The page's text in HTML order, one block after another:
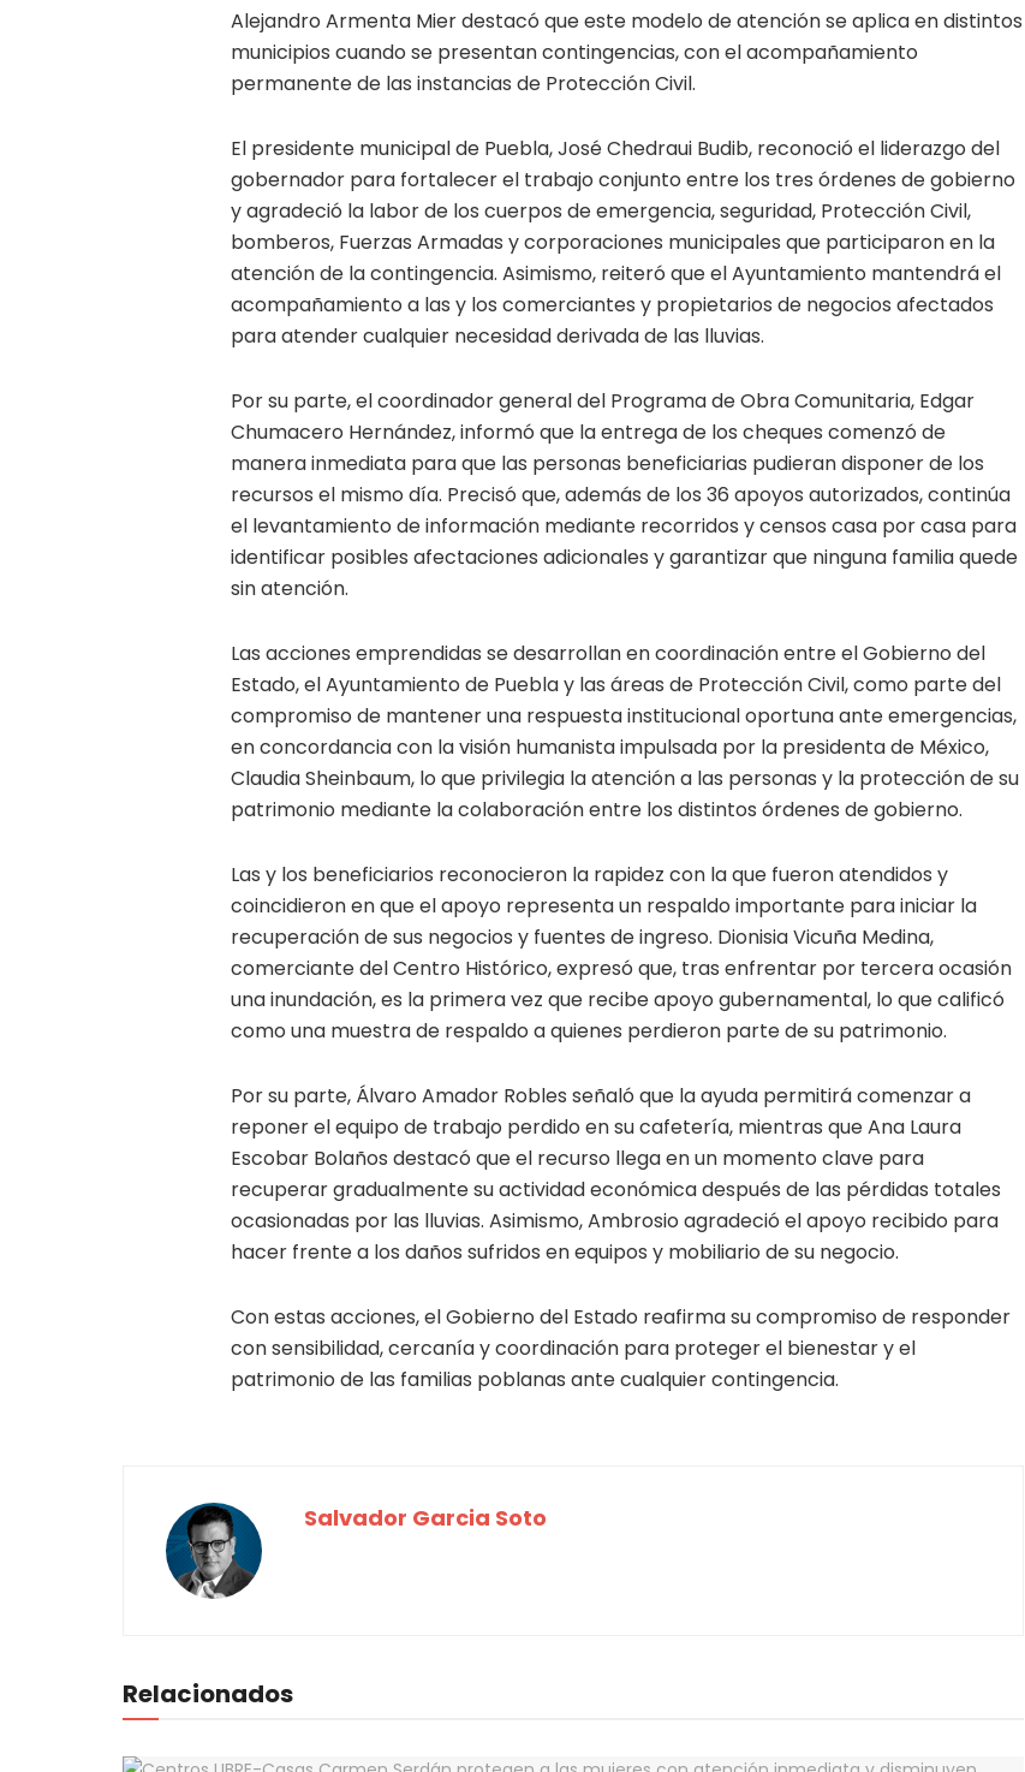
Alejandro Armenta Mier destacó que este modelo de atención se aplica en distintos
municipios cuando se presentan contingencias, con el acompañamiento
permanente de las instancias de Protección Civil.
El presidente municipal de Puebla, José Chedraui Budib, reconoció el liderazgo del
gobernador para fortalecer el trabajo conjunto entre los tres órdenes de gobierno
y agradeció la labor de los cuerpos de emergencia, seguridad, Protección Civil,
bomberos, Fuerzas Armadas y corporaciones municipales que participaron en la
atención de la contingencia. Asimismo, reiteró que el Ayuntamiento mantendrá el
acompañamiento a las y los comerciantes y propietarios de negocios afectados
para atender cualquier necesidad derivada de las lluvias.
Por su parte, el coordinador general del Programa de Obra Comunitaria, Edgar
Chumacero Hernández, informó que la entrega de los cheques comenzó de
manera inmediata para que las personas beneficiarias pudieran disponer de los
recursos el mismo día. Precisó que, además de los 36 apoyos autorizados, continúa
el levantamiento de información mediante recorridos y censos casa por casa para
identificar posibles afectaciones adicionales y garantizar que ninguna familia quede
sin atención.
Las acciones emprendidas se desarrollan en coordinación entre el Gobierno del
Estado, el Ayuntamiento de Puebla y las áreas de Protección Civil, como parte del
compromiso de mantener una respuesta institucional oportuna ante emergencias,
en concordancia con la visión humanista impulsada por la presidenta de México,
Claudia Sheinbaum, lo que privilegia la atención a las personas y la protección de su
patrimonio mediante la colaboración entre los distintos órdenes de gobierno.
Las y los beneficiarios reconocieron la rapidez con la que fueron atendidos y
coincidieron en que el apoyo representa un respaldo importante para iniciar la
recuperación de sus negocios y fuentes de ingreso. Dionisia Vicuña Medina,
comerciante del Centro Histórico, expresó que, tras enfrentar por tercera ocasión
una inundación, es la primera vez que recibe apoyo gubernamental, lo que calificó
como una muestra de respaldo a quienes perdieron parte de su patrimonio.
Por su parte, Álvaro Amador Robles señaló que la ayuda permitirá comenzar a
reponer el equipo de trabajo perdido en su cafetería, mientras que Ana Laura
Escobar Bolaños destacó que el recurso llega en un momento clave para
recuperar gradualmente su actividad económica después de las pérdidas totales
ocasionadas por las lluvias. Asimismo, Ambrosio agradeció el apoyo recibido para
hacer frente a los daños sufridos en equipos y mobiliario de su negocio.
Con estas acciones, el Gobierno del Estado reafirma su compromiso de responder
con sensibilidad, cercanía y coordinación para proteger el bienestar y el
patrimonio de las familias poblanas ante cualquier contingencia.
Salvador Garcia Soto
Relacionados